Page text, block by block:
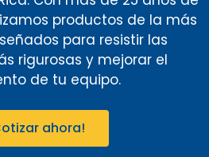
productos de la más
para resistir las
rigurosas y mejorar el
de tu equipo.
ahora!